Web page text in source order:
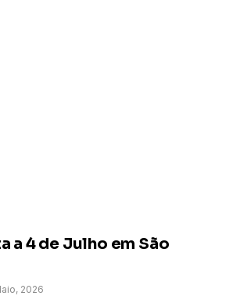
a 4 de Julho em São
2026